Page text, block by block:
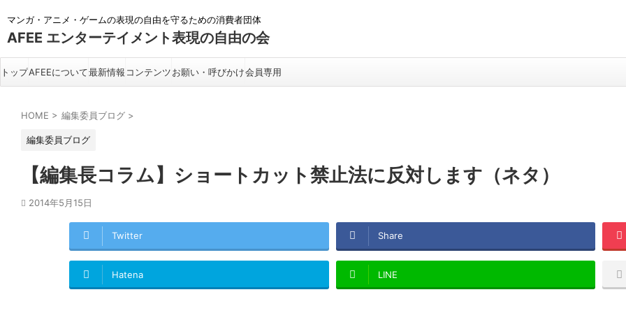
マンガ・アニメ・ゲームの表現の自由を守るための消費者団体
AFEE エンターテイメント表現の自由の会
トップAFEEについて最新情報 コンテンツお願い・呼びかけ会員専用
HOME > 編集委員ブログ >
編集委員ブログ
【編集長コラム】ショートカット禁止法に反対します（ネタ）
2014年5月15日
Twitter Share
Hatena LINE